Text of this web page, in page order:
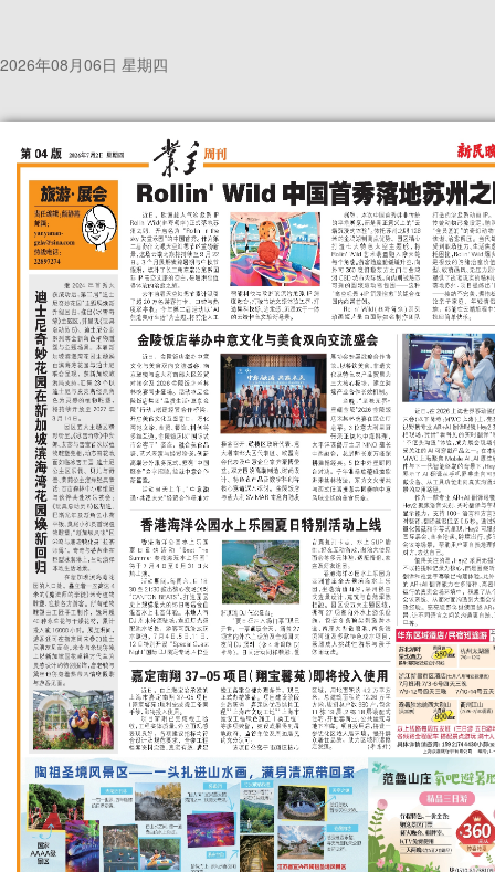
2026年08月06日 星期四